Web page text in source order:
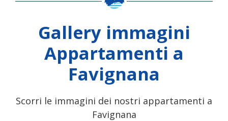
Gallery immagini
Appartamenti a
Favignana
Scorri le immagini dei nostri appartamenti a
Favignana